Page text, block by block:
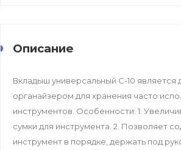
Описание
Вкладыш универсальный С-10 является
органайзером для хранения часто
инструментов. Особенности: 1.
сумки для инструмента. 2. Позволяет
инструмент в порядке, держать под